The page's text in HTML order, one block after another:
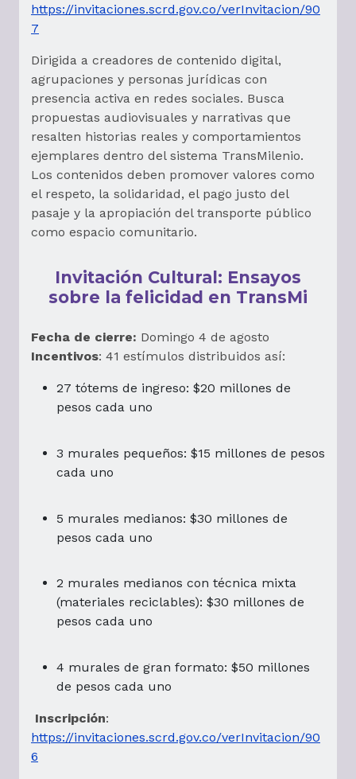
https://invitaciones.scrd.gov.co/verInvitacion/90
7
Dirigida a creadores de contenido digital,
agrupaciones y personas jurídicas con
presencia activa en redes sociales. Busca
propuestas audiovisuales y narrativas que
resalten historias reales y comportamientos
ejemplares dentro del sistema TransMilenio.
Los contenidos deben promover valores como
el respeto, la solidaridad, el pago justo del
pasaje y la apropiación del transporte público
como espacio comunitario.
Invitación Cultural: Ensayos
sobre la felicidad en TransMi
Fecha de cierre: Domingo 4 de agosto
Incentivos: 41 estímulos distribuidos así:
27 tótems de ingreso: $20 millones de
pesos cada uno
3 murales pequeños: $15 millones de pesos
cada uno
5 murales medianos: $30 millones de
pesos cada uno
2 murales medianos con técnica mixta
(materiales reciclables): $30 millones de
pesos cada uno
4 murales de gran formato: $50 millones
de pesos cada uno
Inscripción:
https://invitaciones.scrd.gov.co/verInvitacion/90
6